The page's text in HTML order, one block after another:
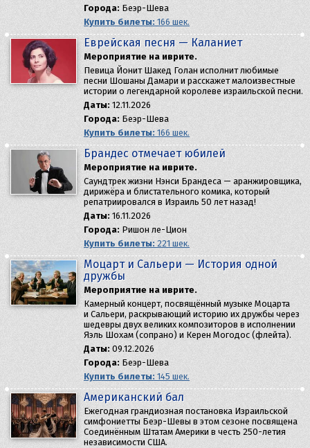
Города: Беэр-Шева
Купить билеты: 166 шек.
Еврейская песня — Каланиет
Мероприятие на иврите.
Певица Йонит Шакед Голан исполнит любимые
песни Шошаны Дамари и расскажет малоизвестные
истории о легендарной королеве израильской песни.
Даты: 12.11.2026
Города: Беэр-Шева
Купить билеты: 166 шек.
Брандес отмечает юбилей
Мероприятие на иврите.
Саундтрек жизни Нэнси Брандеса — аранжировщика,
дирижёра и блистательного комика, который
репатриировался в Израиль 50 лет назад!
Даты: 16.11.2026
Города: Ришон ле-Цион
Купить билеты: 221 шек.
Моцарт и Сальери — История одной
дружбы
Мероприятие на иврите.
Камерный концерт, посвящённый музыке Моцарта
и Сальери, раскрывающий историю их дружбы через
шедевры двух великих композиторов в исполнении
Яэль Шохам (сопрано) и Керен Могодос (флейта).
Даты: 09.12.2026
Города: Беэр-Шева
Купить билеты: 145 шек.
Американский бал
Ежегодная грандиозная постановка Израильской
симфониетты Беэр-Шевы в этом сезоне посвящена
Соединённым Штатам Америки в честь 250-летия
независимости США.